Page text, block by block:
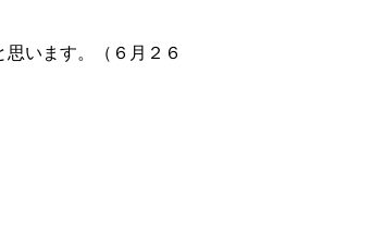
います。（６月２６